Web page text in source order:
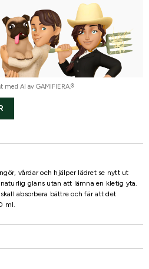
med AI av GAMIFIERA.®
vårdar och hjälper lädret se nytt ut
glans utan att lämna en kletig yta.
absorbera bättre och fär att det
ml.